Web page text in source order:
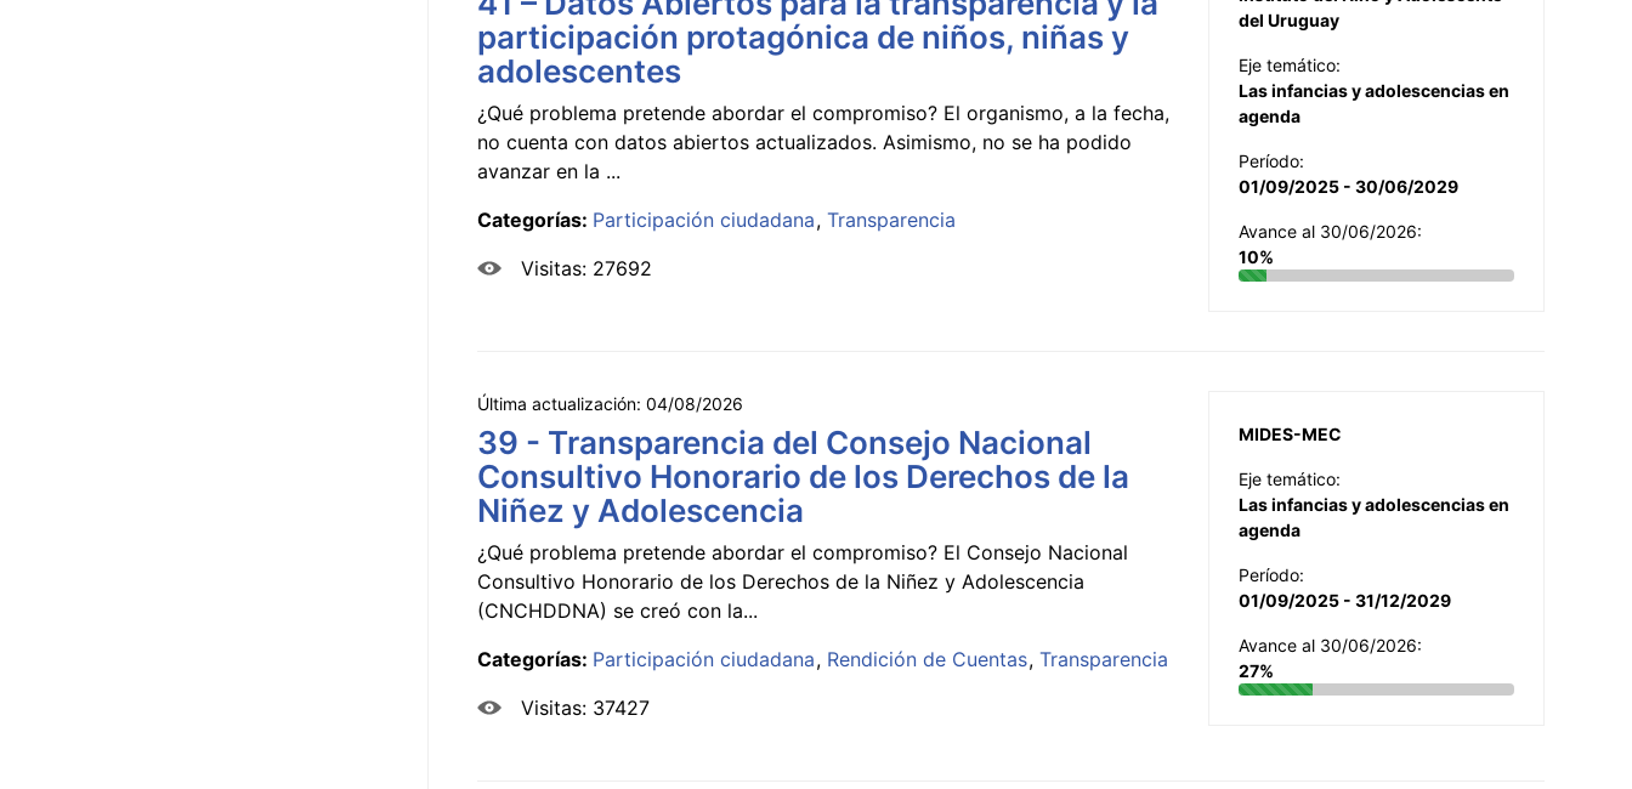
participación protagónica de niños, niñas y
adolescentes
¿Qué problema pretende abordar el compromiso? El organismo, a la fecha,
no cuenta con datos abiertos actualizados. Asimismo, no se ha podido
avanzar en la ...
Categorías: Participación ciudadana Transparencia
Visitas: 27692
del Uruguay
Eje temático:
Las infancias y adolescencias en
agenda
Período:
01/09/2025 - 30/06/2029
Avance al 30/06/2026:
10%
Última actualización: 04/08/2026
39 - Transparencia del Consejo Nacional
Consultivo Honorario de los Derechos de la
Niñez y Adolescencia
¿Qué problema pretende abordar el compromiso? El Consejo Nacional
Consultivo Honorario de los Derechos de la Niñez y Adolescencia
(CNCHDDNA) se creó con la...
Categorías: Participación ciudadana Rendición de Cuentas Transparencia
Visitas: 37427
MIDES-MEC
Eje temático:
Las infancias y adolescencias en
agenda
Período:
01/09/2025 - 31/12/2029
Avance al 30/06/2026:
27%